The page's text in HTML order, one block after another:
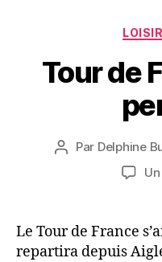
Tour de
Auteur
Par Delphine
Le Tour de France
repartira depuis